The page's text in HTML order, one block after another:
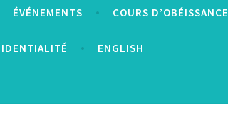
ÉVÉNEMENTS COURS D’OBÉISSANCE
ENGLISH